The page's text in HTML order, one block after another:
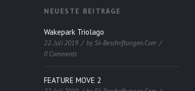
NEUESTE BEITRÄGE
Wakepark Triolago
22. Juli 2019 bySk-Beschriftungen.com
0 Comments
FEATURE MOVE 2